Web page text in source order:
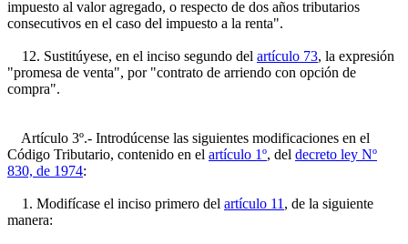
impuesto al valor agregado, o respecto de dos años tributarios
consecutivos en el caso del impuesto a la renta".
12. Sustitúyese, en el inciso segundo del artículo 73, la expresión
"promesa de venta", por "contrato de arriendo con opción de
compra".
Artículo 3º.- Introdúcense las siguientes modificaciones en el
Código Tributario, contenido en el artículo 1º, del decreto ley Nº
830, de 1974:
1. Modifícase el inciso primero del artículo 11 , de la siguiente
manera: